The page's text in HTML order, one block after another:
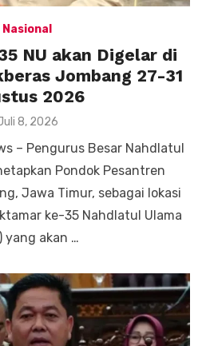
Nasional
NU akan Digelar di
Jombang 27-31
2026
8, 2026
– Pengurus Besar Nahdlatul
Pondok Pesantren
Jawa Timur, sebagai lokasi
ke-35 Nahdlatul Ulama
yang akan …